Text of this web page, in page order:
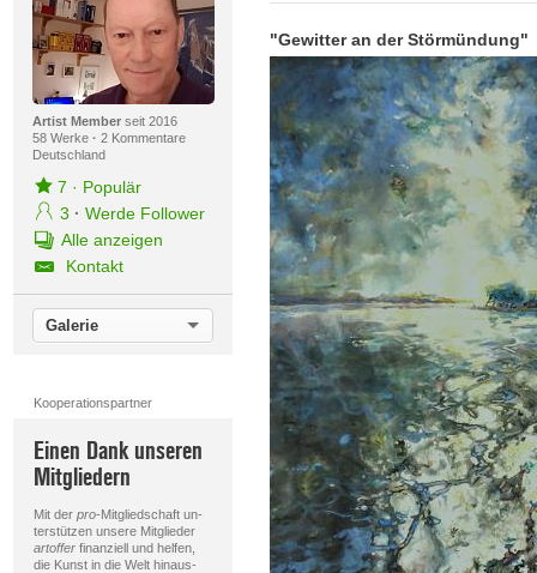
Fokus-Werke
Neue Werke – Auswahl
Alle neuen Werke
Artist Memberseit 2016
58 Werke · 2 Kommentare
Deutschland
7 · Populär
3 · Werde Follower
Alle anzeigen
Kontakt
Galerie
Kooperationspartner
Einen Dank unseren
Mitgliedern
Mit der pro-Mitgliedschaft un-
terstützen unsere Mitglieder
artofferfinanziell und helfen,
die Kunst in die Welt hinaus-
"Gewitter an der Störmündung"